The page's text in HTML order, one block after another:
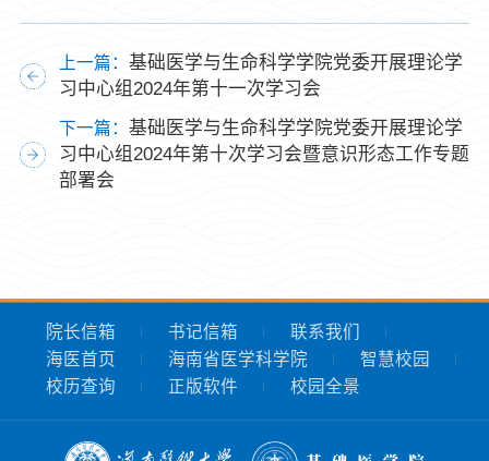
上一篇： 基础医学与生命科学学院党委开展理论学
习中心组2024年第十一次学习会
下一篇： 基础医学与生命科学学院党委开展理论学
习中心组2024年第十次学习会暨意识形态工作专题
部署会
院长信箱 书记信箱
联系我们
海医首页
海南省医学科学院
智慧校园
校历查询
正版软件 校园全景